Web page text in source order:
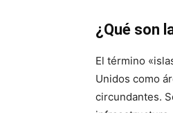
¿Qué son
El término
Unidos como
circundantes.